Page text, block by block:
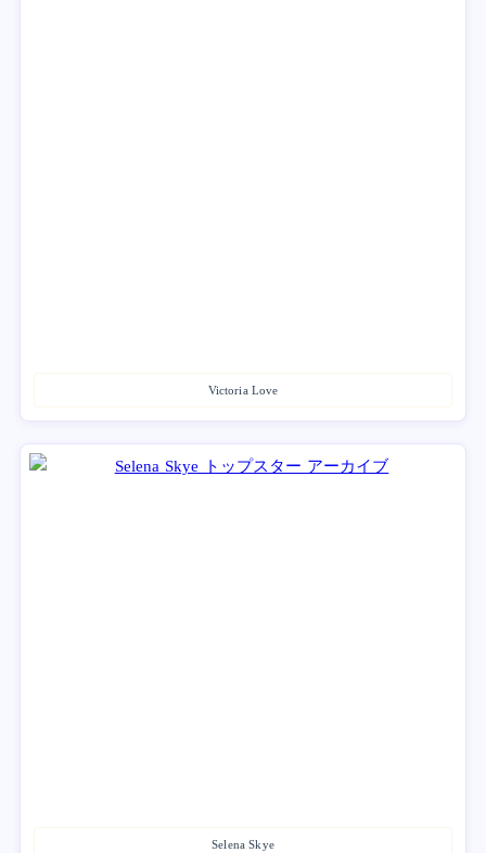
Victoria Love
Selena Skye